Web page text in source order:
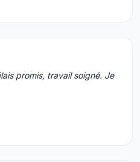
promis, travail soigné. Je